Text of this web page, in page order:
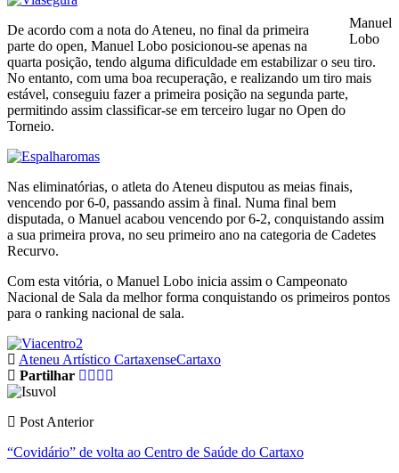
Manuel
Lobo
De acordo com a nota do Ateneu, no final da primeira
parte do open, Manuel Lobo posicionou-se apenas na
quarta posição, tendo alguma dificuldade em estabilizar o seu tiro.
No entanto, com uma boa recuperação, e realizando um tiro mais
estável, conseguiu fazer a primeira posição na segunda parte,
permitindo assim classificar-se em terceiro lugar no Open do
Torneio.
Nas eliminatórias, o atleta do Ateneu disputou as meias finais,
vencendo por 6-0, passando assim à final. Numa final bem
disputada, o Manuel acabou vencendo por 6-2, conquistando assim
a sua primeira prova, no seu primeiro ano na categoria de Cadetes
Recurvo.
Com esta vitória, o Manuel Lobo inicia assim o Campeonato
Nacional de Sala da melhor forma conquistando os primeiros pontos
para o ranking nacional de sala.
Ateneu Artístico CartaxenseCartaxo
Partilhar
Post Anterior
“Covidário” de volta ao Centro de Saúde do Cartaxo